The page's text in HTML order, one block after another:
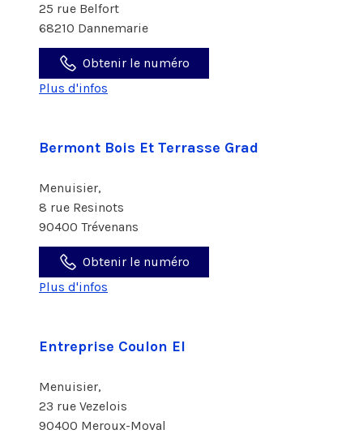
25 rue Belfort
68210 Dannemarie
Obtenir le numéro
Plus d'infos
Bermont Bois Et Terrasse Grad
Menuisier,
8 rue Resinots
90400 Trévenans
Obtenir le numéro
Plus d'infos
Entreprise Coulon EI
Menuisier,
23 rue Vezelois
90400 Meroux-Moval